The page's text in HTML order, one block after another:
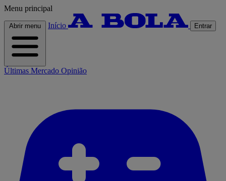
Menu principal
Abrir menu Início Entrar
Últimas Mercado Opinião